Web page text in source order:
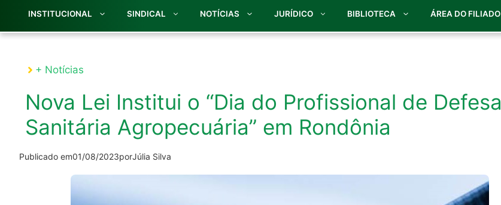
INSTITUCIONAL SINDICAL NOTÍCIAS JURÍDICO BIBLIOTECA ÁREA DO FILIADO
+ Notícias
Nova Lei Institui o “Dia do Profissional de Defesa
Sanitária Agropecuária” em Rondônia
Publicado em01/08/2023porJúlia Silva